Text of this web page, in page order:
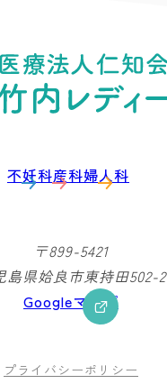
不妊科産科婦人科
〒899-5421
島県姶良市東持田502-2
Googleマップ
プライバシーポリシー